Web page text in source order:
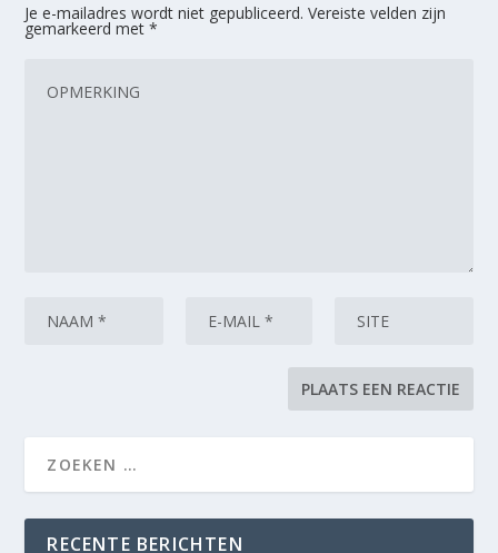
Je e-mailadres wordt niet gepubliceerd. Vereiste velden zijn
gemarkeerd met*
RECENTE BERICHTEN